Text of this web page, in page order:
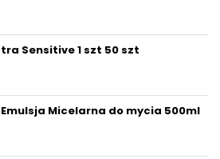
Sensitive 1 szt 50 szt
Emulsja Micelarna do mycia 500ml